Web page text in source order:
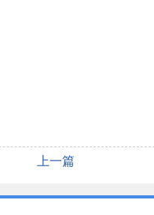
上一篇